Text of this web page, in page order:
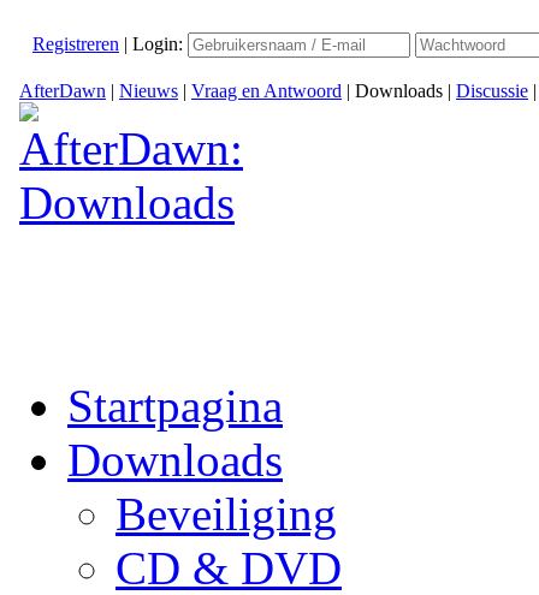
Registreren | Login:
AfterDawn | Nieuws | Vraag en Antwoord | Downloads | Discussie
Startpagina
Downloads
Beveiliging
CD & DVD